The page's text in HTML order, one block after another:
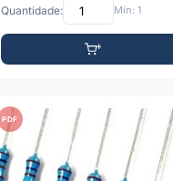
Quantidade: Mín: 1
PDF